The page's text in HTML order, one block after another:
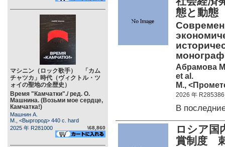
マシニン（ロック歌手） 「カム
チャツカ」時代（ヴィクトル・ツ
ォイの聖地の全歴史）
Время "Камчатки"./ ред. О.
Машнина. (Возьми мое сердце,
Камчатка!)
Машнин А.
М., <Выргород> 440 c. hard
2025 年 R281000
\68,860
態と動態
Абрамова
et al.
М.,
2026 年 R285386
В
ロシア国
賞制度